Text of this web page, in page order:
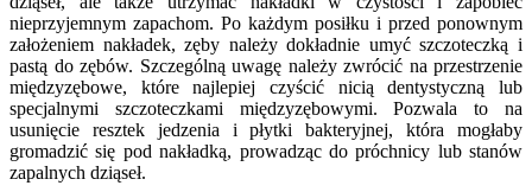
nieprzyjemnym zapachom. Po każdym posiłku i przed ponownym
założeniem nakładek, zęby należy dokładnie umyć szczoteczką i
pastą do zębów. Szczególną uwagę należy zwrócić na przestrzenie
międzyzębowe, które najlepiej czyścić nicią dentystyczną lub
specjalnymi szczoteczkami międzyzębowymi. Pozwala to na
usunięcie resztek jedzenia i płytki bakteryjnej, która mogłaby
gromadzić się pod nakładką, prowadząc do próchnicy lub stanów
zapalnych dziąseł.